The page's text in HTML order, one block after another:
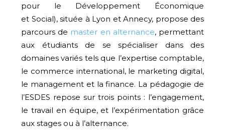
pour le Développement Économique
et Social), située à Lyon et Annecy, propose des
parcours de master en alternance, permettant
aux étudiants de se spécialiser dans des
domaines variés tels que l’expertise comptable,
le commerce international, le marketing digital,
le management et la finance. La pédagogie de
l’ESDES repose sur trois points : l’engagement,
le travail en équipe, et l’expérimentation grâce
aux stages ou à l’alternance.